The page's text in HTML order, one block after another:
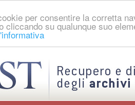
per consentire la corretta
cliccando su qualunque suo